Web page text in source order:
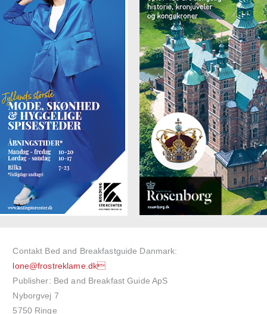
Contakt Bed and Breakfastguide Danmark:
lone@frostreklame.dk
Publisher: Bed and Breakfast Guide ApS
Nyborgvej 7
5750 Ringe